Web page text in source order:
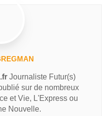
Journaliste Futur(s)
sur de nombreux
et Vie, L'Express ou
Nouvelle.